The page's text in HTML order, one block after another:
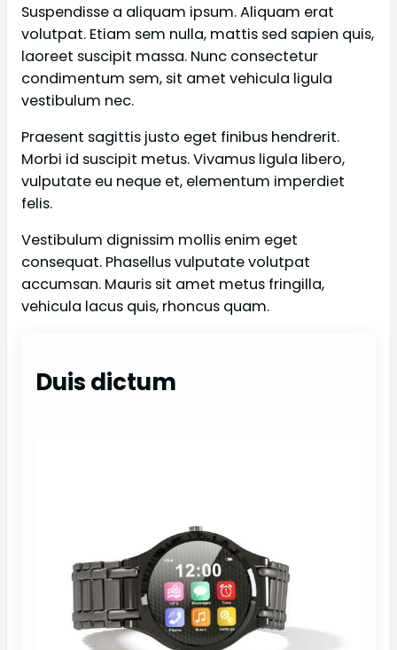
Suspendisse a aliquam ipsum. Aliquam erat
volutpat. Etiam sem nulla, mattis sed sapien quis,
laoreet suscipit massa. Nunc consectetur
condimentum sem, sit amet vehicula ligula
vestibulum nec.
Praesent sagittis justo eget finibus hendrerit.
Morbi id suscipit metus. Vivamus ligula libero,
vulputate eu neque et, elementum imperdiet
felis.
Vestibulum dignissim mollis enim eget
consequat. Phasellus vulputate volutpat
accumsan. Mauris sit amet metus fringilla,
vehicula lacus quis, rhoncus quam.
Duis dictum